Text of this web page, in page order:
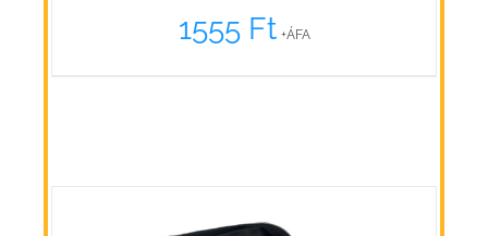
1555 Ft +ÁFA